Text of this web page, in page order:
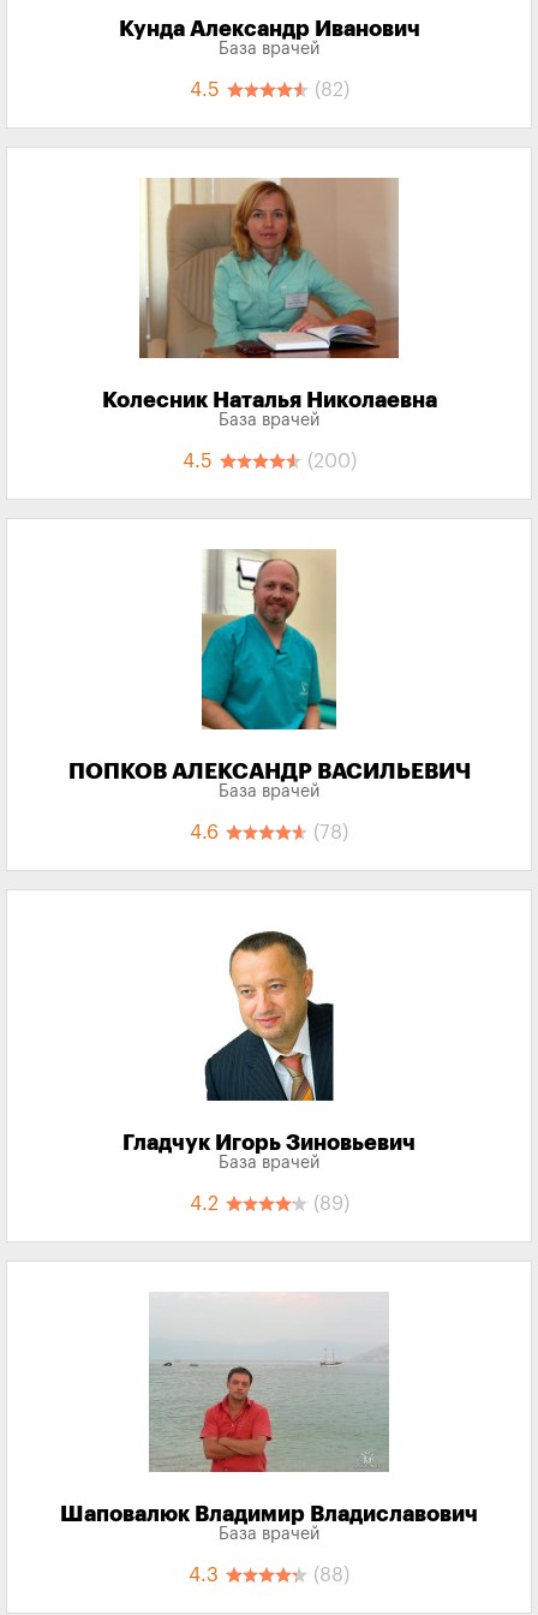
Кунда Александр Иванович
База врачей
4.5 (82)
Колесник Наталья Николаевна
База врачей
4.5 (200)
ПОПКОВ АЛЕКСАНДР ВАСИЛЬЕВИЧ
База врачей
4.6 (78)
Гладчук Игорь Зиновьевич
База врачей
4.2 (89)
Шаповалюк Владимир Владиславович
База врачей
4.3 (88)